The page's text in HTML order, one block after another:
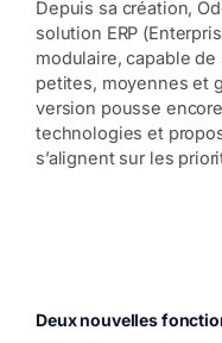
Depuis sa création,
solution ERP
modulaire, capable de
petites, moyennes et
version pousse
technologies et
s’alignent sur les
Deux nouvelles